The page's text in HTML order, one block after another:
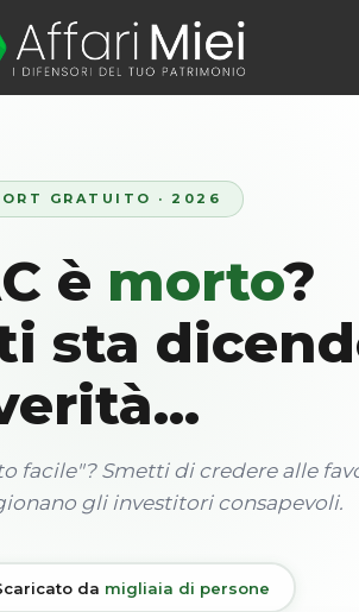
GRATUITO · 2026
è morto?
sta
facile"? Smetti di credere alle
gli investitori consapevoli.
da migliaia di persone